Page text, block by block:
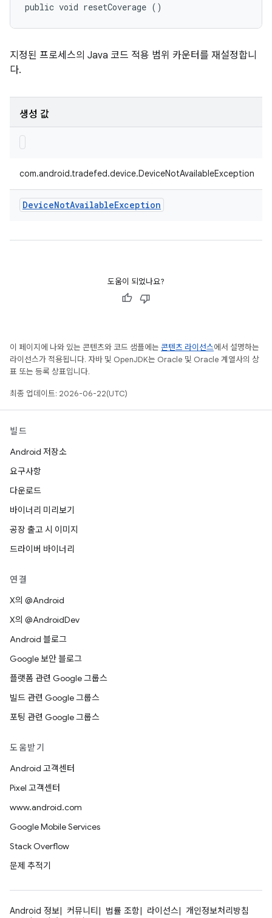
public void resetCoverage ()
지정된 프로세스의 Java 코드 적용 범위 카운터를 재설정합니
다.
생성 값
com.android.tradefed.device.DeviceNotAvailableException
DeviceNotAvailableException
도움이 되었나요?
이 페이지에 나와 있는 콘텐츠와 코드 샘플에는 콘텐츠 라이선스에서 설명하는
라이선스가 적용됩니다. 자바 및 OpenJDK는 Oracle 및 Oracle 계열사의 상
표 또는 등록 상표입니다.
최종 업데이트: 2026-06-22(UTC)
빌드
Android 저장소
요구사항
다운로드
바이너리 미리보기
공장 출고 시 이미지
드라이버 바이너리
연결
X의 @Android
X의 @AndroidDev
Android 블로그
Google 보안 블로그
플랫폼 관련 Google 그룹스
빌드 관련 Google 그룹스
포팅 관련 Google 그룹스
도움받기
Android 고객센터
Pixel 고객센터
www.android.com
Google Mobile Services
Stack Overflow
문제 추적기
Android 정보 커뮤니티 법률 조항 라이선스
개인정보처리방침